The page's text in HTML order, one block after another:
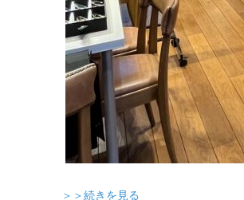
＞＞続きを見る